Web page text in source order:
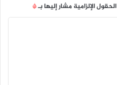
الحقول الإلزامية مشار إليها بـ*